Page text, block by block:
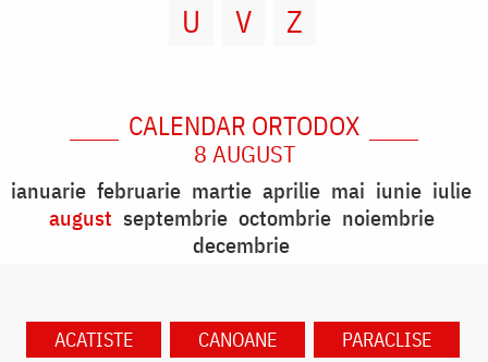
U
V Z
CALENDAR ORTODOX
8 AUGUST
ianuarie februarie martie aprilie mai iunie iulie
august septembrie octombrie noiembrie
decembrie
ACATISTE CANOANE
PARACLISE